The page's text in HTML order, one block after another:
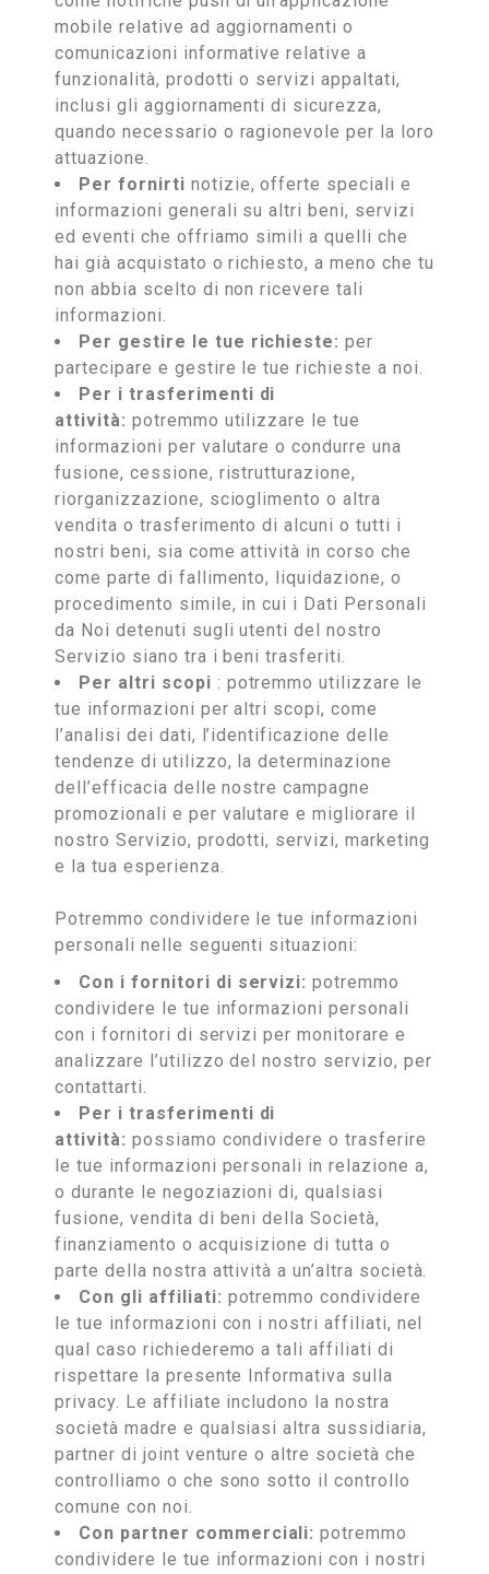
mobile relative ad aggiornamenti o
comunicazioni informative relative a
funzionalità, prodotti o servizi appaltati,
inclusi gli aggiornamenti di sicurezza,
quando necessario o ragionevole per la loro
attuazione.
Per fornirti notizie, offerte speciali e
informazioni generali su altri beni, servizi
ed eventi che offriamo simili a quelli che
hai già acquistato o richiesto, a meno che tu
non abbia scelto di non ricevere tali
informazioni.
Per gestire le tue richieste: per
partecipare e gestire le tue richieste a noi.
Per i trasferimenti di
attività: potremmo utilizzare le tue
informazioni per valutare o condurre una
fusione, cessione, ristrutturazione,
riorganizzazione, scioglimento o altra
vendita o trasferimento di alcuni o tutti i
nostri beni, sia come attività in corso che
come parte di fallimento, liquidazione, o
procedimento simile, in cui i Dati Personali
da Noi detenuti sugli utenti del nostro
Servizio siano tra i beni trasferiti.
Per altri scopi : potremmo utilizzare le
tue informazioni per altri scopi, come
l’analisi dei dati, l’identificazione delle
tendenze di utilizzo, la determinazione
dell’efficacia delle nostre campagne
promozionali e per valutare e migliorare il
nostro Servizio, prodotti, servizi, marketing
e la tua esperienza.
Potremmo condividere le tue informazioni
personali nelle seguenti situazioni:
Con i fornitori di servizi: potremmo
condividere le tue informazioni personali
con i fornitori di servizi per monitorare e
analizzare l’utilizzo del nostro servizio, per
contattarti.
Per i trasferimenti di
attività: possiamo condividere o trasferire
le tue informazioni personali in relazione a,
o durante le negoziazioni di, qualsiasi
fusione, vendita di beni della Società,
finanziamento o acquisizione di tutta o
parte della nostra attività a un’altra società.
Con gli affiliati: potremmo condividere
le tue informazioni con i nostri affiliati, nel
qual caso richiederemo a tali affiliati di
rispettare la presente Informativa sulla
privacy. Le affiliate includono la nostra
società madre e qualsiasi altra sussidiaria,
partner di joint venture o altre società che
controlliamo o che sono sotto il controllo
comune con noi.
Con partner commerciali: potremmo
condividere le tue informazioni con i nostri